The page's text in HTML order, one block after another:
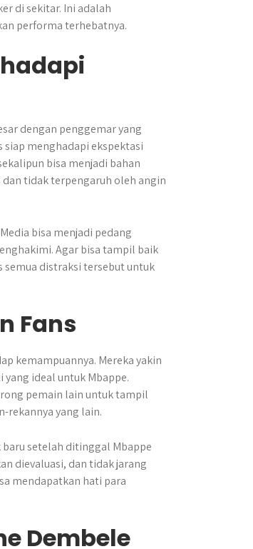
di sekitar. Ini adalah
performa terhebatnya.
dengan penggemar yang
menghadapi ekspektasi
bisa menjadi bahan
tidak terpengaruh oleh angin
bisa menjadi pedang
Agar bisa tampil baik
distraksi tersebut untuk
Fans
kemampuannya. Mereka yakin
ideal untuk Mbappe.
pemain lain untuk tampil
rekannya yang lain.
baru setelah ditinggal Mbappe
dievaluasi, dan tidak jarang
mendapatkan hati para
Dembele